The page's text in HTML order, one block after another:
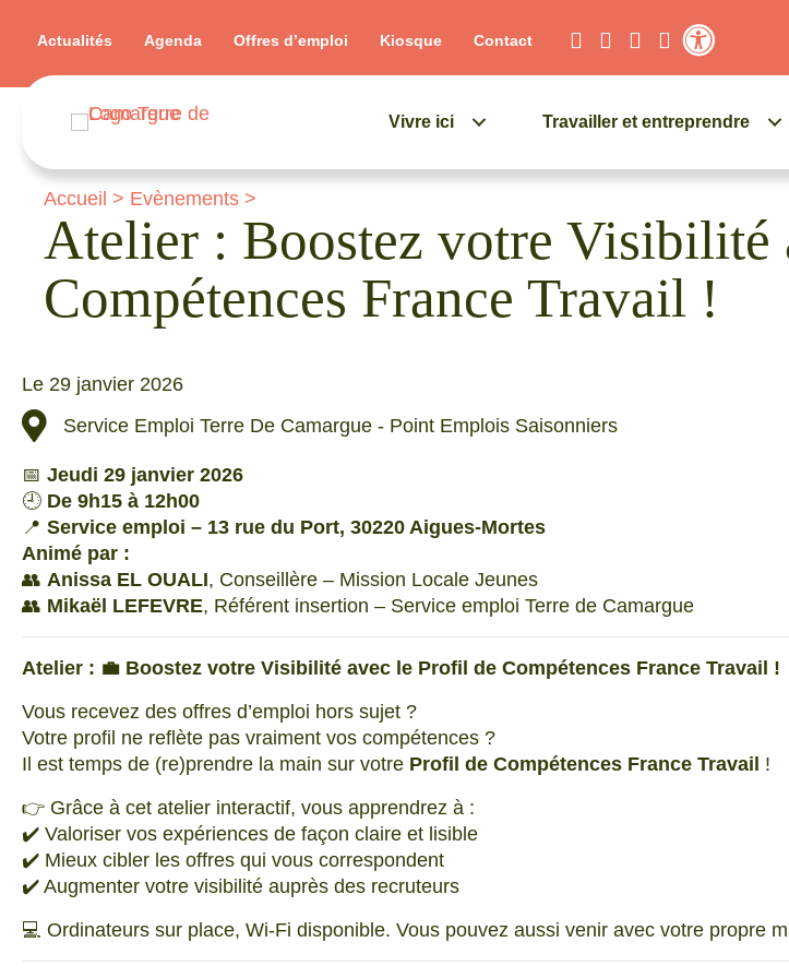
Actualités Agenda Offres d’emploi Kiosque
Contact
Vivre ici Travailler et entreprendre
Accueil > Evènements >
Atelier : Boostez votre Visibilité
Compétences France Travail !
Le 29 janvier 2026
Service Emploi Terre De Camargue - Point Emplois Saisonniers
📅 Jeudi 29 janvier 2026
🕘 De 9h15 à 12h00
📍 Service emploi – 13 rue du Port, 30220 Aigues-Mortes
Animé par :
👥 Anissa EL OUALI, Conseillère – Mission Locale Jeunes
👥 Mikaël LEFEVRE, Référent insertion – Service emploi Terre de Camargue
Atelier : 💼 Boostez votre Visibilité avec le Profil de Compétences France Travail !
Vous recevez des offres d’emploi hors sujet ?
Votre profil ne reflète pas vraiment vos compétences ?
Il est temps de (re)prendre la main sur votre Profil de Compétences France Travail !
👉 Grâce à cet atelier interactif, vous apprendrez à :
✔️ Valoriser vos expériences de façon claire et lisible
✔️ Mieux cibler les offres qui vous correspondent
✔️ Augmenter votre visibilité auprès des recruteurs
💻 Ordinateurs sur place, Wi-Fi disponible. Vous pouvez aussi venir avec votre propre